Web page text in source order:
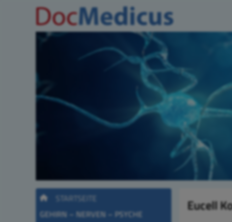
STARTSEITE
GEHIRN – NERVEN – PSYCHE
Eucell